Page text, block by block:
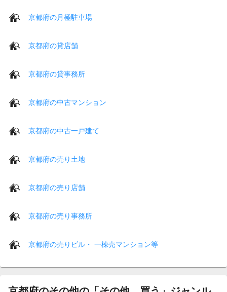
京都府の月極駐車場
京都府の貸店舗
京都府の貸事務所
京都府の中古マンション
京都府の中古一戸建て
京都府の売り土地
京都府の売り店舗
京都府の売り事務所
京都府の売りビル・ 一棟売マンション等